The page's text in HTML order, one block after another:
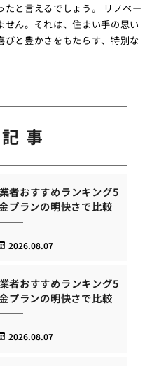
と言えるでしょう。 リノベー
ん。それは、住まい手の思い
と豊かさをもたらす、特別な
事
者おすすめランキング5
プランの明快さで比較
2026.08.07
者おすすめランキング5
プランの明快さで比較
2026.08.07